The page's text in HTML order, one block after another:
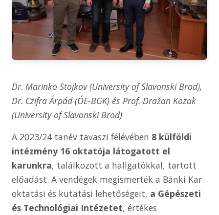
Dr. Marinko Stojkov (University of Slavonski Brod),
Dr. Czifra Árpád (ÓE-BGK) és Prof. Dražan Kozak
(University of Slavonski Brod)
A 2023/24 tanév tavaszi félévében 8 külföldi
intézmény 16 oktatója látogatott el
karunkra, találkozott a hallgatókkal, tartott
előadást. A vendégek megismerték a Bánki Kar
oktatási és kutatási lehetőségeit, a Gépészeti
és Technológiai Intézetet, értékes